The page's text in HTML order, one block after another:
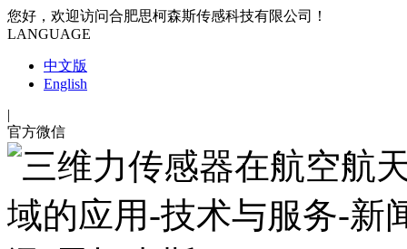
您好，欢迎访问合肥思柯森斯传感科技有限公司！
LANGUAGE
中文版
English
|
官方微信